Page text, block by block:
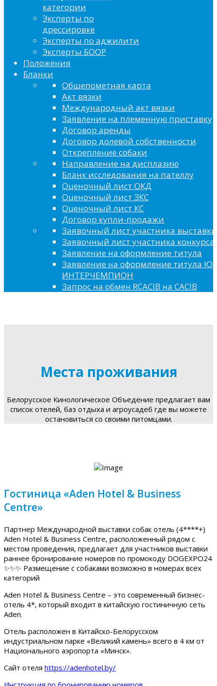
категории
Эксперты по
дрессировке
Эксперты по аджилити
Эксперты БООР
Положения
Бланки
Общепометная карта
Акт вязки
Международный акт вязки
Заявление на племенную приставку
Договор аренды
Договор долевой собственности
Открепление собаки
Направление на дисплазию
Бланк исследования на пателлу
Оценочный лист ОКД
Оценочный лист ЗКС
Оценочный лист КС
Договор купли-продажи
Заявочный лист участника выставки
Заявочный лист участника конкурса
Заявление на оформление титула
Заявление на оформление титула
ИНТЕРЧЕМПИОН
Запрос на обмен RCACIB на CACIB
Места проживания
Белорусское Кинологическое Объедение предлагает вам
список отелей, баз отдыха и агроусадеб где вы можете
остановиться со своими питомцами.
Гостиница «Aden Hotel & Business
Centre»
Партнер Международной выставки собак отель (4****+)
Aden Hotel & Business Centre, расположенный рядом с
местом проведения, предлагает для участников выставки
раннее бронирование номеров по промокоду DOGEXPO24
✨✨✨ Размещение с собаками возможно в номерах всех
категорий
Aden Hotel & Business Centre – это современный бизнес-
отель 4*, который входит в китайскую гостиничную сеть
Aden.
Отель расположен в Китайско-Белорусском
индустриальном парке «Великий камень» всего в 4 км от
Национального аэропорта «Минск».
Сайт отеля https://adenhotel.by/